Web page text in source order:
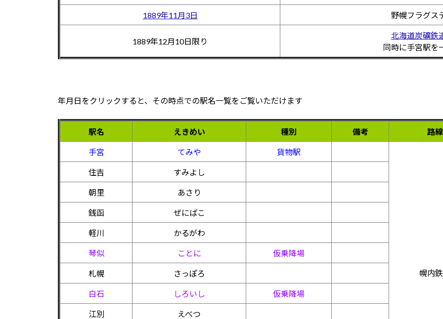
1889年11月3日 野幌フラグス
1889年12月10日限り
北海道炭礦鉄
同時に手宮駅を
年月日をクリックすると、その時点での駅名一覧をご覧いただけます
駅名 えきめい 種別 備考 路
手宮 てみや 貨物駅
幌内
住吉 すみよし
朝里 あさり
銭函 ぜにばこ
軽川 かるがわ
琴似 ことに 仮乗降場
札幌 さっぽろ
白石 しろいし 仮乗降場
江別 えべつ